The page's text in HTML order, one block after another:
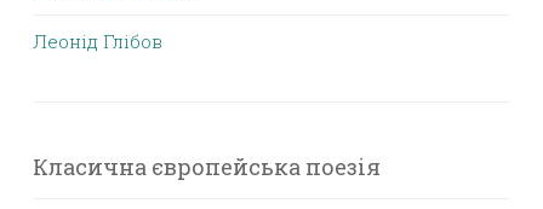
Леонід Глібов
Класична європейська поезія